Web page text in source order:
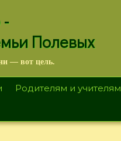
-
Полевых
— вот цель.
Родителям и учителям